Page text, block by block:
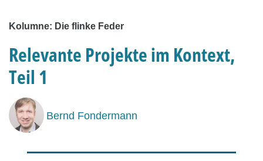
Kolumne: Die flinke Feder
Relevante Projekte im Kontext,
Teil 1
Bernd Fondermann